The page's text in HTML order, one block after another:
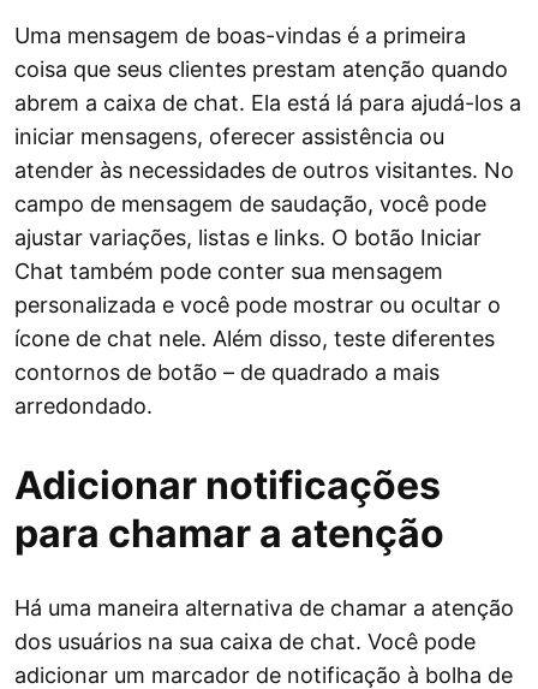
Uma mensagem de boas-vindas é a primeira
coisa que seus clientes prestam atenção quando
abrem a caixa de chat. Ela está lá para ajudá-los a
iniciar mensagens, oferecer assistência ou
atender às necessidades de outros visitantes. No
campo de mensagem de saudação, você pode
ajustar variações, listas e links. O botão Iniciar
Chat também pode conter sua mensagem
personalizada e você pode mostrar ou ocultar o
ícone de chat nele. Além disso, teste diferentes
contornos de botão – de quadrado a mais
arredondado.
Adicionar notificações
para chamar a atenção
Há uma maneira alternativa de chamar a atenção
dos usuários na sua caixa de chat. Você pode
adicionar um marcador de notificação à bolha de